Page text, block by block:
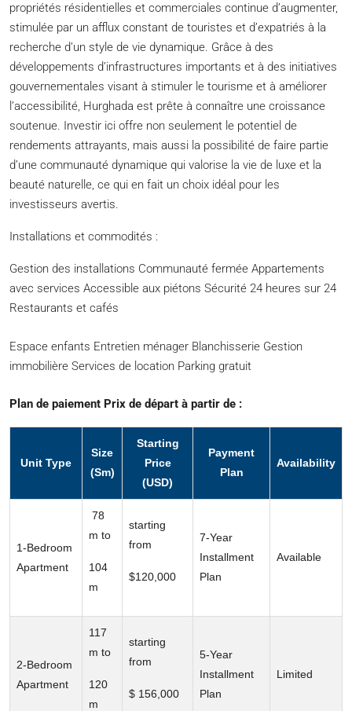
propriétés résidentielles et commerciales continue d’augmenter,
stimulée par un afflux constant de touristes et d’expatriés à la
recherche d’un style de vie dynamique. Grâce à des
développements d’infrastructures importants et à des initiatives
gouvernementales visant à stimuler le tourisme et à améliorer
l’accessibilité, Hurghada est prête à connaître une croissance
soutenue. Investir ici offre non seulement le potentiel de
rendements attrayants, mais aussi la possibilité de faire partie
d’une communauté dynamique qui valorise la vie de luxe et la
beauté naturelle, ce qui en fait un choix idéal pour les
investisseurs avertis.
Installations et commodités :
Gestion des installations Communauté fermée Appartements
avec services Accessible aux piétons Sécurité 24 heures sur 24
Restaurants et cafés
Espace enfants Entretien ménager Blanchisserie Gestion
immobilière Services de location Parking gratuit
Plan de paiement Prix de départ à partir de :
Unit Type
Size
(Sm)
Starting
Price
(USD)
Payment
Plan
Availability
1-Bedroom
Apartment
78
m to
104
m
starting
from
$120,000
7-Year
Installment
Plan
Available
2-Bedroom
Apartment
117
m to
120
m
starting
from
$ 156,000
5-Year
Installment
Plan
Limited